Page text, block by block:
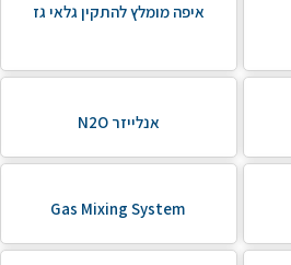
איפה מומלץ להתקין גלאי גז
אנלייזר N2O
Gas Mixing System